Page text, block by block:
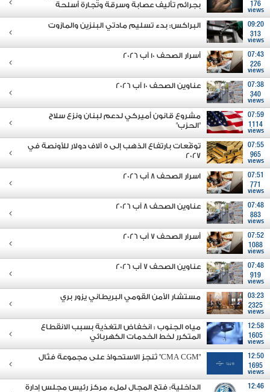
176
views
بجرائم تأليف عصابة وسرقة وتجارة أسلحة
09:20
313
views
البراكس: بدء تسليم مادتي البنزين والمازوت
07:43
226
views
أسرار الصحف 10 آب 2026
07:38
340
views
عناوين الصحف 10 آب 2026
07:59
1114
views
مشروع قانون أميركي لدعم لبنان ونزع سلاح
"الحزب"
07:55
965
views
توقّعات بارتفاع الذهب إلى 5 آلاف دولار للأونصة في
2027
07:51
771
views
اسرار الصحف 8 آب 2026
07:48
883
views
عناوين الصحف 8 آب 2026
07:52
1088
views
أسرار الصحف 7 آب 2026
07:48
919
views
عناوين الصحف 7 آب 2026
03:23
2325
views
مستشار الأمن القومي البريطاني يزور بري
12:58
1605
views
مياه الجنوب : انخفاض التغذية بسبب الانقطاع
المتكرر لخط الخدمات الكهربائي
12:50
1695
views
"CMA CGM" تُنجز الاستحواذ على مجموعة فتّال
12:46
الداخلية: فتح المجال لملء مركز رئيس مجلس إدارة